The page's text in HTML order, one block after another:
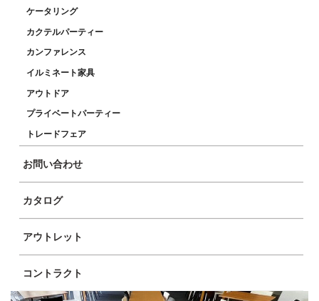
ケータリング
カクテルパーティー
カンファレンス
イルミネート家具
アウトドア
プライベートパーティー
トレードフェア
お問い合わせ
カタログ
アウトレット
コントラクト